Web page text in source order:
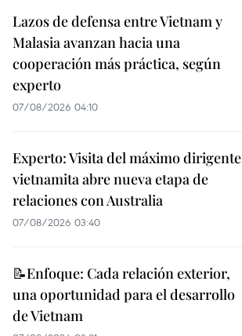
Lazos de defensa entre Vietnam y
Malasia avanzan hacia una
cooperación más práctica, según
experto
07/08/2026 04:10
Experto: Visita del máximo dirigente
vietnamita abre nueva etapa de
relaciones con Australia
07/08/2026 03:40
📝Enfoque: Cada relación exterior,
una oportunidad para el desarrollo
de Vietnam